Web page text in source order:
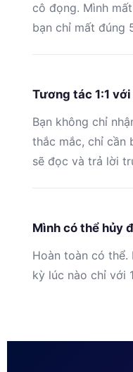
cô đọng. Mình
bạn chỉ mất đúng
Tương tác 1:1
Bạn không chỉ
thắc mắc, chỉ cần
sẽ đọc và trả lời
Mình có thể hủy
Hoàn toàn có thể.
kỳ lúc nào chỉ với